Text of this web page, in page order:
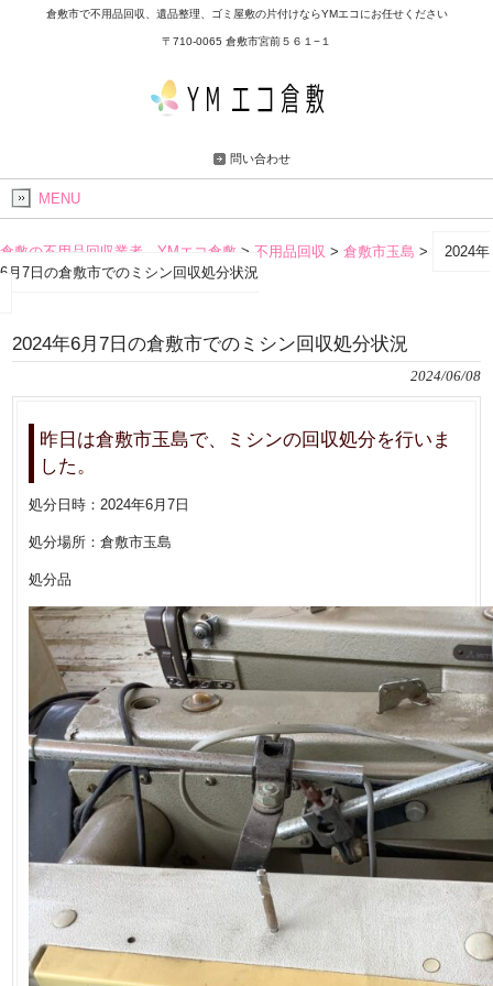
倉敷市で不用品回収、遺品整理、ゴミ屋敷の片付けならYMエコにお任せください
〒710-0065 倉敷市宮前５６１−１
問い合わせ
MENU
倉敷の不用品回収業者 YMエコ倉敷 > 不用品回収 > 倉敷市玉島 >
2024年
6月7日の倉敷市でのミシン回収処分状況
2024年6月7日の倉敷市でのミシン回収処分状況
2024/06/08
昨日は倉敷市玉島で、ミシンの回収処分を行いま
した。
処分日時：2024年6月7日
処分場所：倉敷市玉島
処分品